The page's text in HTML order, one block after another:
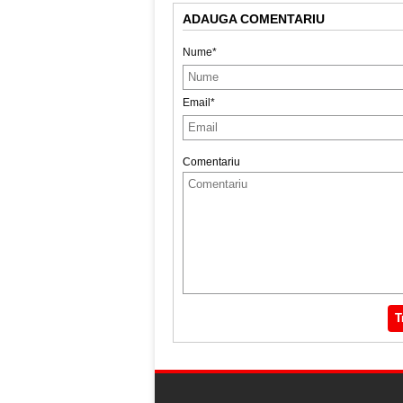
ADAUGA COMENTARIU
Nume*
Email*
Comentariu